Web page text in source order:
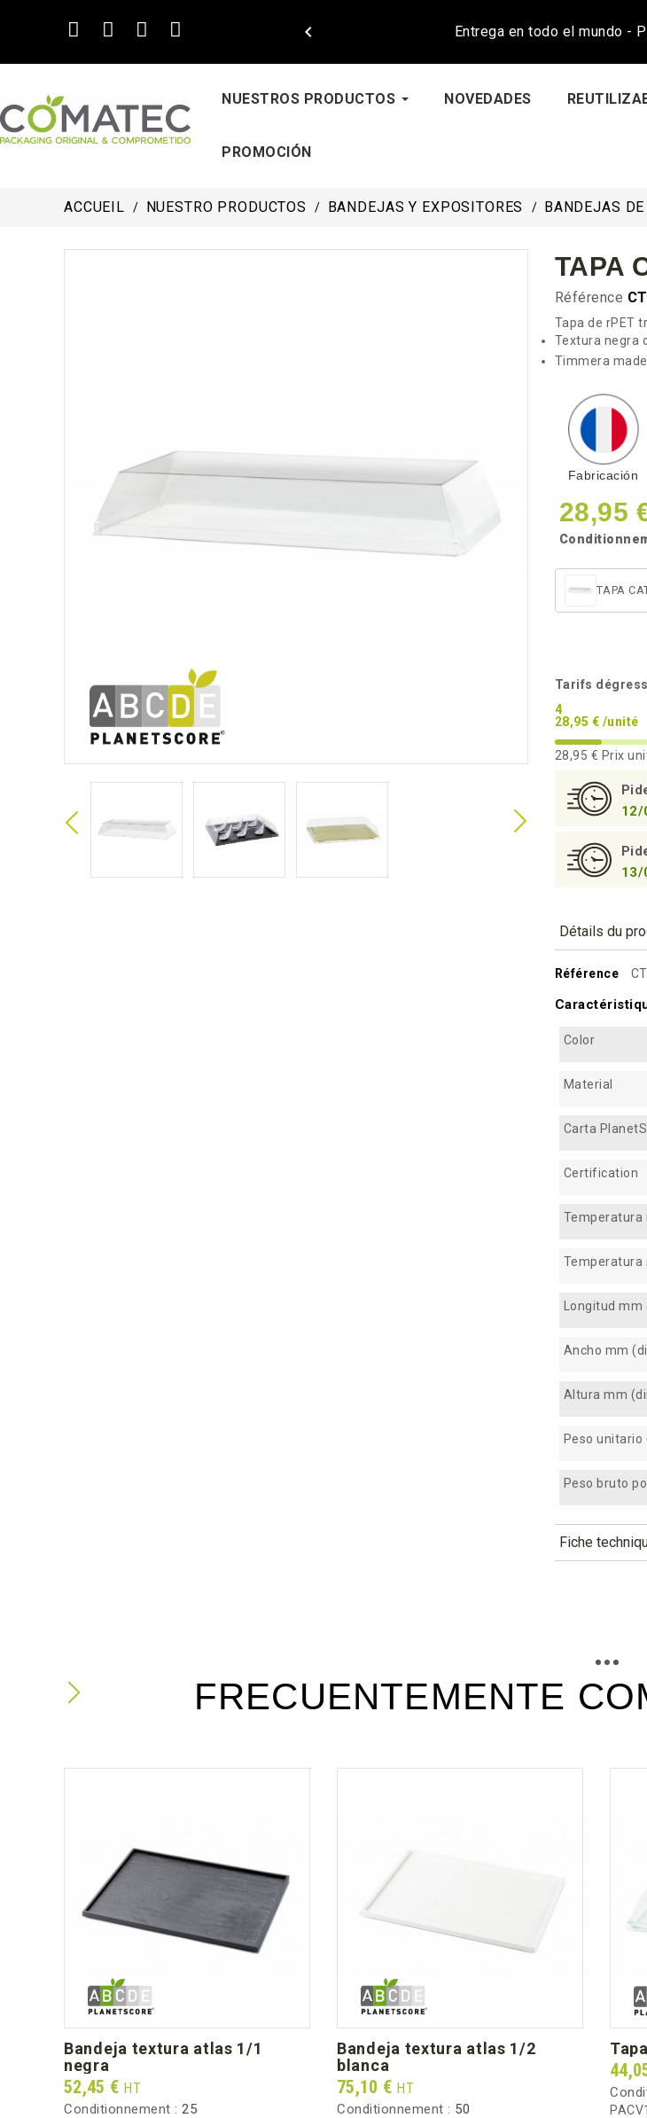
Entrega en todo el mundo -

NUESTROS PRODUCTOS NOVEDADES
PROMOCIÓN
ACCUEIL NUESTRO PRODUCTOS BANDEJAS Y EXPOSITORES BANDEJAS
TAPA
Référence
Tapa de rPET
Textura negra
Timmera
Fabricación
28,95
TAPA
Tarifs
4
28,95 € /unité
28,95 € Prix
12/
13/
Détails du
Référence
Color
Material
Carta
Certification
Temperatura
Temperatura
Longitud mm
Ancho mm
Altura mm
Peso unitario
Peso bruto
Fiche
FRECUENTEMENTE
bandeja textura atlas 1/1
negra
Prix
52,45 € HT
Conditionnement : 25
bandeja textura atlas 1/2
blanca
Prix
75,10 € HT
Conditionnement : 50
Prix
PACV1